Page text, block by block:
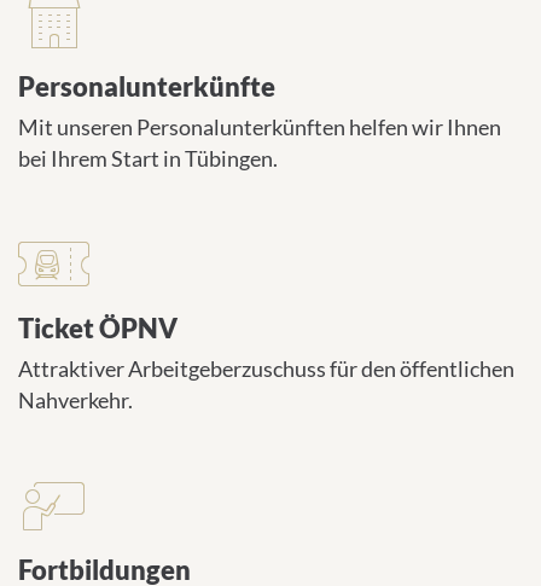
Personalunterkünfte
Mit unseren Personalunterkünften helfen wir Ihnen
bei Ihrem Start in Tübingen.
Ticket ÖPNV
Attraktiver Arbeitgeberzuschuss für den öffentlichen
Nahverkehr.
Fortbildungen